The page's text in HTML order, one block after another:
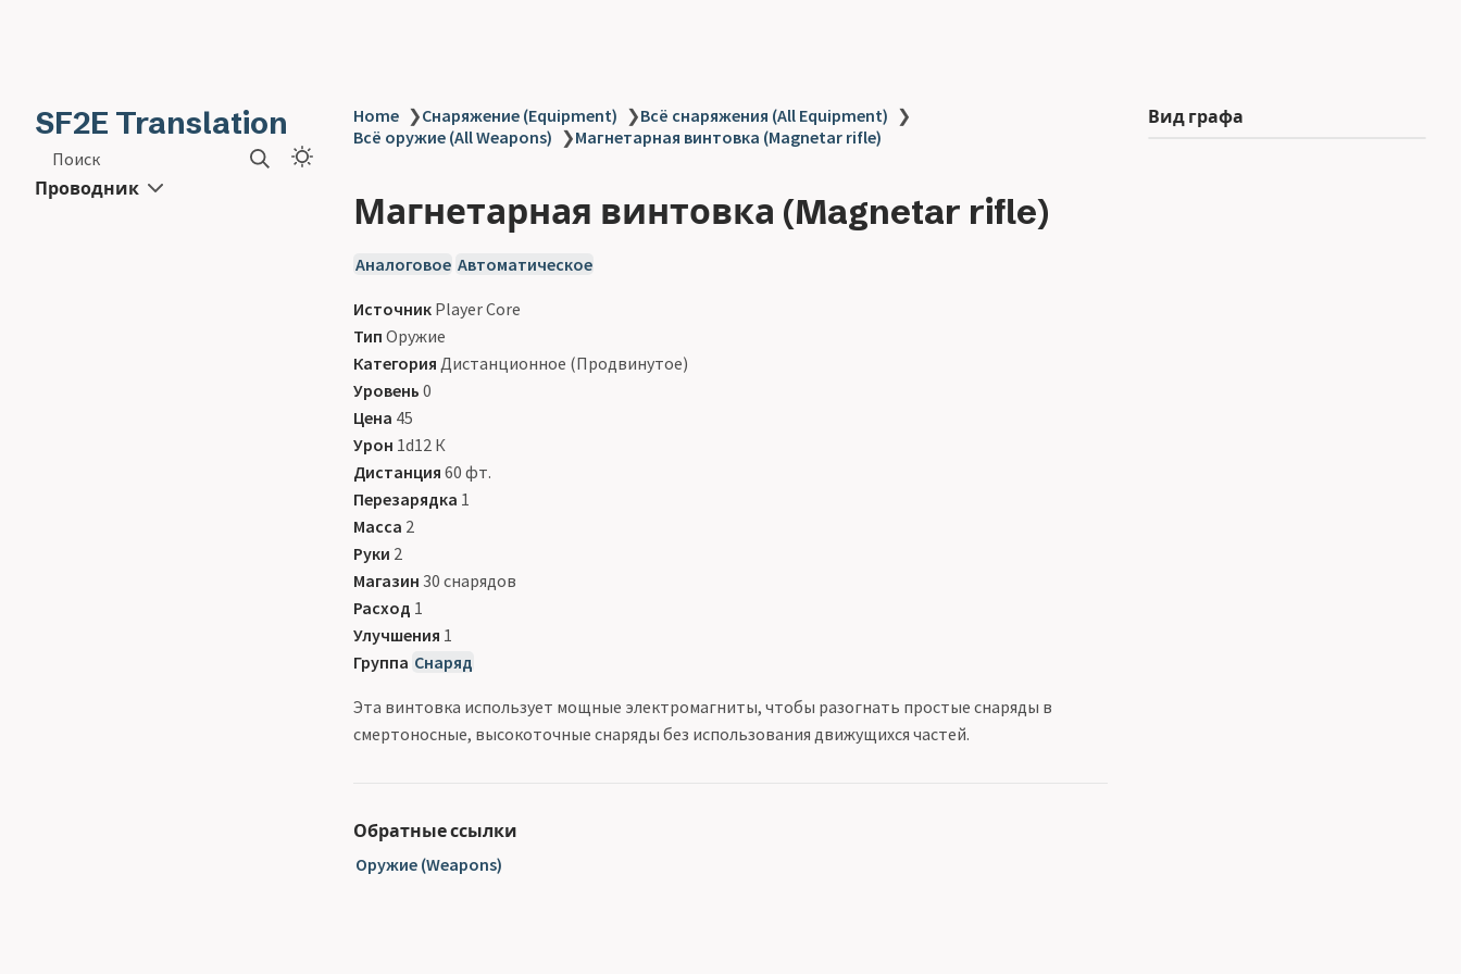
SF2E Translation
Поиск
Проводник
Home ❯Снаряжение (Equipment) ❯Всё снаряжения (All Equipment) ❯
Всё оружие (All Weapons) ❯Магнетарная винтовка (Magnetar rifle)
Магнетарная винтовка (Magnetar rifle)
Аналоговое Автоматическое
Источник Player Core
Тип Оружие
Категория Дистанционное (Продвинутое)
Уровень 0
Цена 45
Урон 1d12 К
Дистанция 60 фт.
Перезарядка 1
Масса 2
Руки 2
Магазин 30 снарядов
Расход 1
Улучшения 1
Группа Снаряд
Эта винтовка использует мощные электромагниты, чтобы разогнать простые снаряды в
смертоносные, высокоточные снаряды без использования движущихся частей.
Обратные ссылки
Оружие (Weapons)
Вид графа